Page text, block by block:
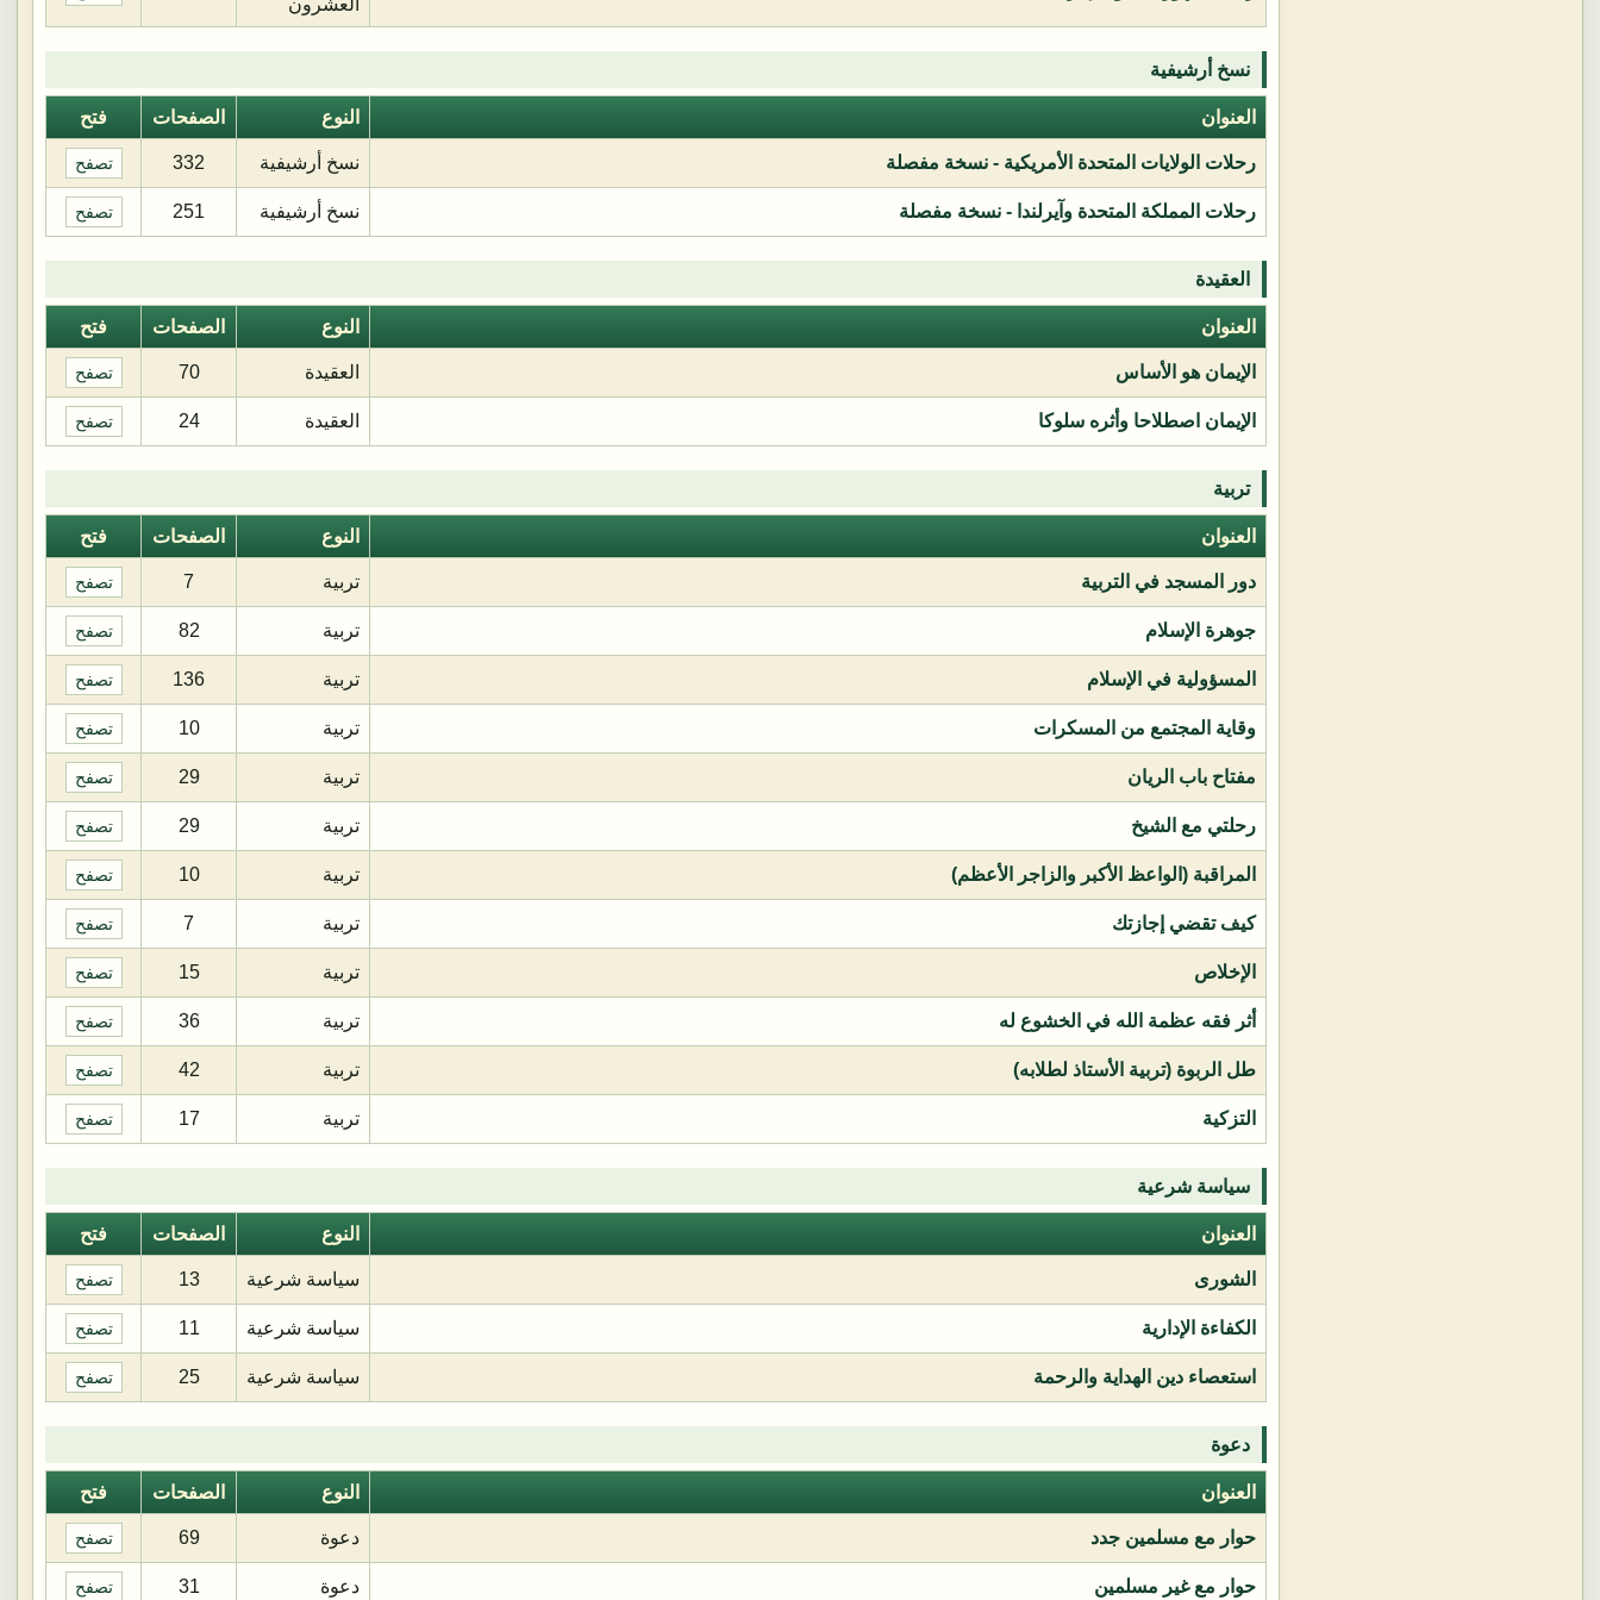
نسخ أرشيفية
العنوان النوع الصفحات فتح
رحلات الولايات المتحدة الأمريكية - نسخة مفصلة نسخ أرشيفية 332 تصفح
رحلات المملكة المتحدة وآيرلندا - نسخة مفصلة نسخ أرشيفية 251 تصفح
العقيدة
العنوان النوع الصفحات فتح
الإيمان هو الأساس العقيدة 70 تصفح
الإيمان اصطلاحا وأثره سلوكا العقيدة 24 تصفح
تربية
العنوان النوع الصفحات فتح
دور المسجد في التربية تربية 7 تصفح
جوهرة الإسلام تربية 82 تصفح
المسؤولية في الإسلام تربية 136 تصفح
وقاية المجتمع من المسكرات تربية 10 تصفح
مفتاح باب الريان تربية 29 تصفح
رحلتي مع الشيخ تربية 29 تصفح
المراقبة (الواعظ الأكبر والزاجر الأعظم) تربية 10 تصفح
كيف تقضي إجازتك تربية 7 تصفح
الإخلاص تربية 15 تصفح
أثر فقه عظمة الله في الخشوع له تربية 36 تصفح
طل الربوة (تربية الأستاذ لطلابه) تربية 42 تصفح
التزكية تربية 17 تصفح
سياسة شرعية
العنوان النوع الصفحات فتح
الشورى سياسة شرعية 13 تصفح
الكفاءة الإدارية سياسة شرعية 11 تصفح
استعصاء دين الهداية والرحمة سياسة شرعية 25 تصفح
دعوة
العنوان النوع الصفحات فتح
حوار مع مسلمين جدد دعوة 69 تصفح
حوار مع غير مسلمين دعوة 31 تصفح